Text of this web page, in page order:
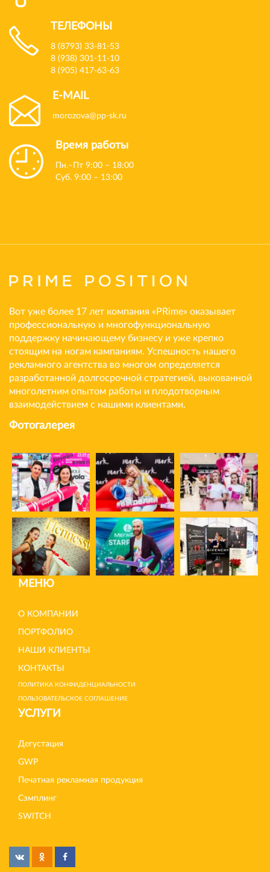
ТЕЛЕФОНЫ
8 (8793) 33-81-53
8 (938) 301-11-10
8 (905) 417-63-63
E-MAIL
morozova@pp-sk.ru
Время работы
Пн.–Пт 9:00 – 18:00
Суб. 9:00 – 13:00
Вот уже более 17 лет компания «PRime» оказывает
профессиональную и многофункциональную
поддержку начинающему бизнесу и уже крепко
стоящим на ногам кампаниям. Успешность нашего
рекламного агентства во многом определяется
разработанной долгосрочной стратегией, выкованной
многолетним опытом работы и плодотворным
взаимодействием с нашими клиентами.
Фотогалерея
МЕНЮ
О КОМПАНИИ
ПОРТФОЛИО
НАШИ КЛИЕНТЫ
КОНТАКТЫ
ПОЛИТИКА КОНФИДЕНЦИАЛЬНОСТИ
ПОЛЬЗОВАТЕЛЬСКОЕ СОГЛАШЕНИЕ
УСЛУГИ
Дегустация
GWP
Печатная рекламная продукция
Сэмплинг
SWITCH